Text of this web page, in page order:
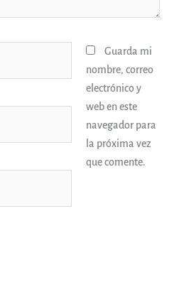
Guarda mi
nombre, correo
electrónico y
web en este
navegador para
la próxima vez
que comente.